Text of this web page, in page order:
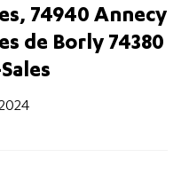
74940 Annecy
de Borly 74380